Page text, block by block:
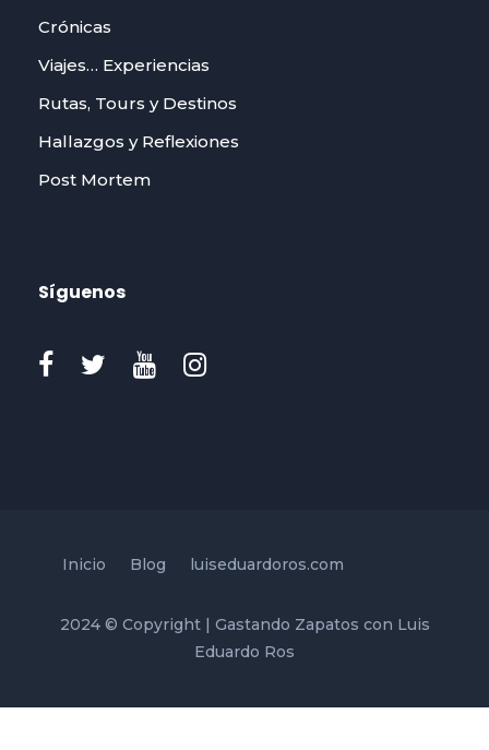
Crónicas
Viajes… Experiencias
Rutas, Tours y Destinos
Hallazgos y Reflexiones
Post Mortem
Síguenos
Inicio Blog luiseduardoros.com
2024 © Copyright | Gastando Zapatos con Luis
Eduardo Ros